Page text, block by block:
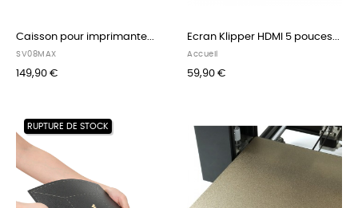
Caisson pour imprimante...
SV08MAX
149,90 €
Ecran Klipper HDMI 5 pouces...
Accueil
59,90 €
RUPTURE DE STOCK